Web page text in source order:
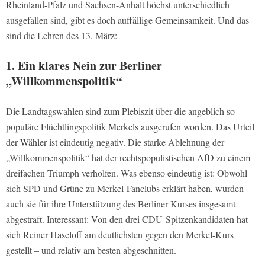
Rheinland-Pfalz und Sachsen-Anhalt höchst unterschiedlich
ausgefallen sind, gibt es doch auffällige Gemeinsamkeit. Und das
sind die Lehren des 13. März:
1. Ein klares Nein zur Berliner
„Willkommenspolitik“
Die Landtagswahlen sind zum Plebiszit über die angeblich so
populäre Flüchtlingspolitik Merkels ausgerufen worden. Das Urteil
der Wähler ist eindeutig negativ. Die starke Ablehnung der
„Willkommenspolitik“ hat der rechtspopulistischen AfD zu einem
dreifachen Triumph verholfen. Was ebenso eindeutig ist: Obwohl
sich SPD und Grüne zu Merkel-Fanclubs erklärt haben, wurden
auch sie für ihre Unterstützung des Berliner Kurses insgesamt
abgestraft. Interessant: Von den drei CDU-Spitzenkandidaten hat
sich Reiner Haseloff am deutlichsten gegen den Merkel-Kurs
gestellt – und relativ am besten abgeschnitten.